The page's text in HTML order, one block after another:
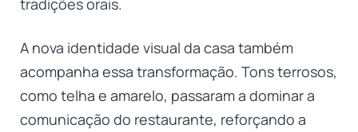
A nova identidade visual da casa também
acompanha essa transformação. Tons terrosos,
como telha e amarelo, passaram a dominar a
comunicação do restaurante, reforçando a